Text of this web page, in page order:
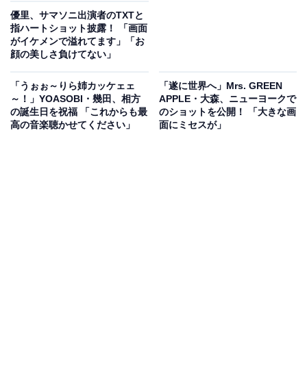
優里、サマソニ出演者のTXTと
指ハートショット披露！ 「画面
がイケメンで溢れてます」「お
顔の美しさ負けてない」
「うぉぉ～りら姉カッケェェ
～！」YOASOBI・幾田、相方
の誕生日を祝福 「これからも最
高の音楽聴かせてください」
「遂に世界へ」Mrs. GREEN
APPLE・大森、ニューヨークで
のショットを公開！ 「大きな画
面にミセスが」